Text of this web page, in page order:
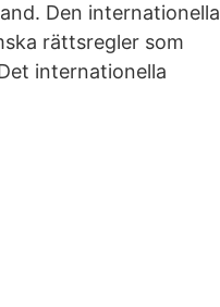
Den internationella
rättsregler som
internationella